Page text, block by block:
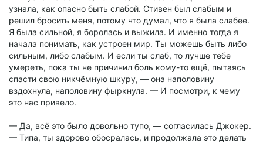
узнала, как опасно быть слабой. Стивен был слабым и
решил бросить меня, потому что думал, что я была слабее.
Я была сильной, я боролась и выжила. И именно тогда я
начала понимать, как устроен мир. Ты можешь быть либо
сильным, либо слабым. И если ты слаб, то лучше тебе
умереть, пока ты не причинил боль кому-то ещё, пытаясь
спасти свою никчёмную шкуру, — она наполовину
вздохнула, наполовину фыркнула. — И посмотри, к чему
это нас привело.
— Да, всё это было довольно тупо, — согласилась Джокер.
— Типа, ты здорово обосралась, и продолжала это делать